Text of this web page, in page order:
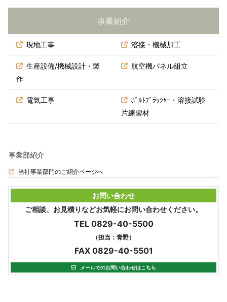
事業紹介
現地工事 溶接・機械加工
生産設備/機械設計・製
作
航空機パネル組立
電気工事
ﾎﾞﾙﾄﾌﾞﾗｯｼｬｰ・溶接試験
片練習材
事業部紹介
当社事業部門のご紹介ページへ
お問い合わせ
ご相談、お見積りなどお気軽にお問い合わせください。
TEL 0829-40-5500
（担当：青野）
FAX 0829-40-5501
メールでのお問い合わせはこちら